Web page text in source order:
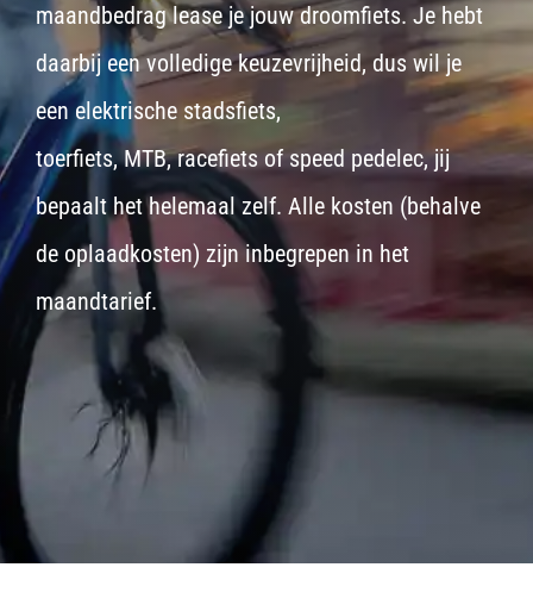
maandbedrag lease je jouw droomfiets. Je hebt
daarbij een volledige keuzevrijheid, dus wil je
eenelektrische stadsfiets,
toerfiets,MTB,racefietsof speed pedelec, jij
bepaalt het helemaal zelf. Alle kosten (behalve
de oplaadkosten) zijn inbegrepen in het
maandtarief.